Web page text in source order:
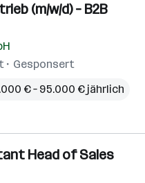
(m/w/d) – B2B
Gesponsert
€ – 95.000 € jährlich
Head of Sales